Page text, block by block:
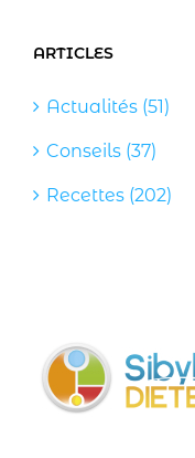
ARTICLES
Actualités (51)
Conseils (37)
Recettes (202)